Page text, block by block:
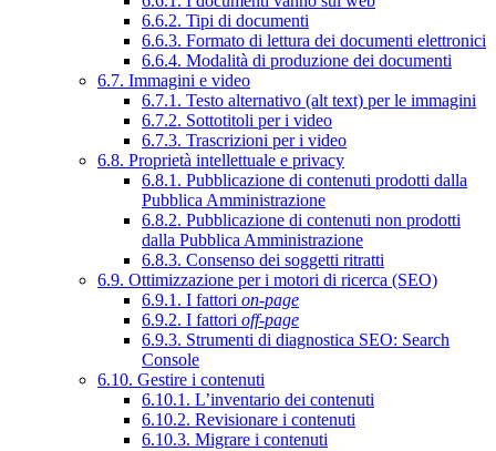
6.6.2. Tipi di documenti
6.6.3. Formato di lettura dei documenti elettronici
6.6.4. Modalità di produzione dei documenti
6.7. Immagini e video
6.7.1. Testo alternativo (alt text) per le immagini
6.7.2. Sottotitoli per i video
6.7.3. Trascrizioni per i video
6.8. Proprietà intellettuale e privacy
6.8.1. Pubblicazione di contenuti prodotti dalla
Pubblica Amministrazione
6.8.2. Pubblicazione di contenuti non prodotti
dalla Pubblica Amministrazione
6.8.3. Consenso dei soggetti ritratti
6.9. Ottimizzazione per i motori di ricerca (SEO)
6.9.1. I fattori on-page
6.9.2. I fattori off-page
6.9.3. Strumenti di diagnostica SEO: Search
Console
6.10. Gestire i contenuti
6.10.1. L’inventario dei contenuti
6.10.2. Revisionare i contenuti
6.10.3. Migrare i contenuti